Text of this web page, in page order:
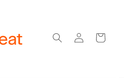
sesión
Carrito